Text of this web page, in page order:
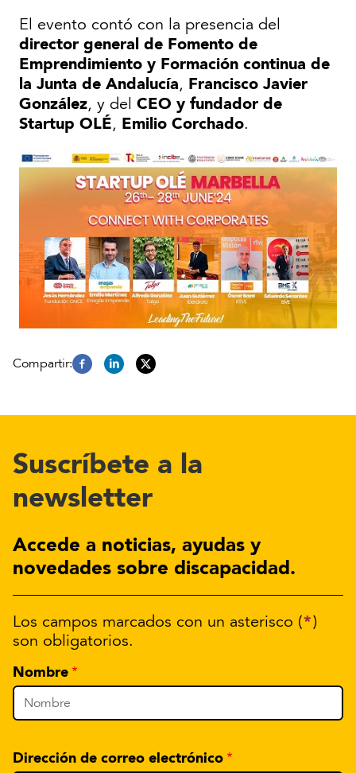
El evento contó con la presencia del
director general de Fomento de
Emprendimiento y Formación continua de
la Junta de Andalucía, Francisco Javier
González, y del CEO y fundador de
Startup OLÉ, Emilio Corchado.
Suscríbete a la
newsletter
Accede a noticias, ayudas y
novedades sobre discapacidad.
Los campos marcados con un asterisco (*)
son obligatorios.
Nombre
Dirección de correo electrónico